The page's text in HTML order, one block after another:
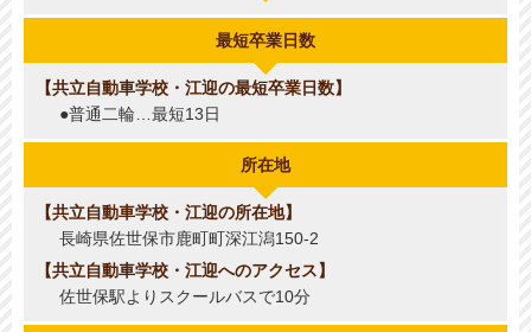
最短卒業日数
共立自動車学校・江迎の最短卒業日数
●普通二輪…最短13日
所在地
共立自動車学校・江迎の所在地
長崎県佐世保市鹿町町深江潟150-2
共立自動車学校・江迎へのアクセス
佐世保駅よりスクールバスで10分